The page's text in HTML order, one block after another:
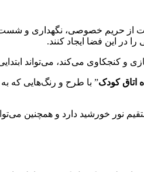
از حریم خصوصی، نگهداری و
در این فضا ایجاد کنند.
کنجکاوی می‌کند، می‌تواند
اتاق کودک” با طرح و رنگ‌هایی که
نور خورشید دارد و همچنین